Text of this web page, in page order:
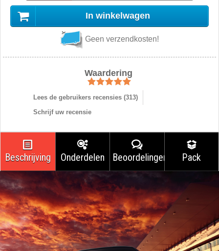
In winkelwagen
Geen verzendkosten!
Waardering
Lees de gebruikers recensies (313)
Schrijf uw recensie
Beschrijving Onderdelen Beoordelingen Pack